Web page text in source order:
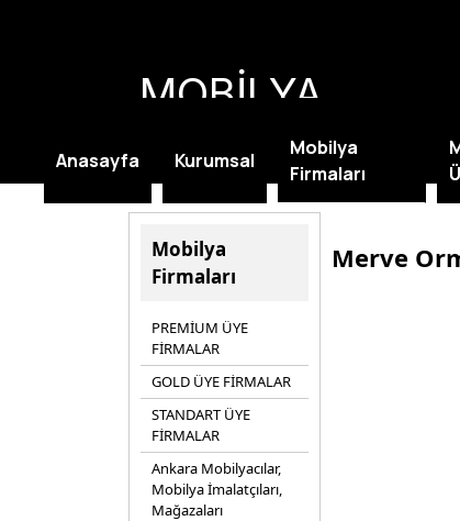
Mobilya
Firmaları
PREMİUM ÜYE
FİRMALAR
GOLD ÜYE FİRMALAR
STANDART ÜYE
FİRMALAR
Ankara Mobilyacılar,
Mobilya İmalatçıları,
Mağazaları
Merve
MOBİLYA
KAMPANYALARI
Anasayfa Kurumsal
Mobilya
Firmaları